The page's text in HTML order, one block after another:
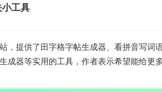
工具
提供了田字格字帖生成器、看拼音写词
器等实用的工具，作者表示希望能给更